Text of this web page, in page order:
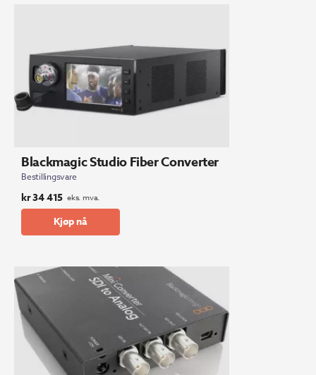
Blackmagic Studio Fiber Converter
Bestillingsvare
kr34 415 eks. mva.
Kjøp nå